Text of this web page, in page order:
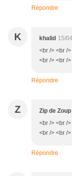
Répondre
K khalid 15/
<br /> <br /
<br /> <br /
Répondre
Z Zip de Zoup
<br /> <br /
<br /> <br /
Répondre